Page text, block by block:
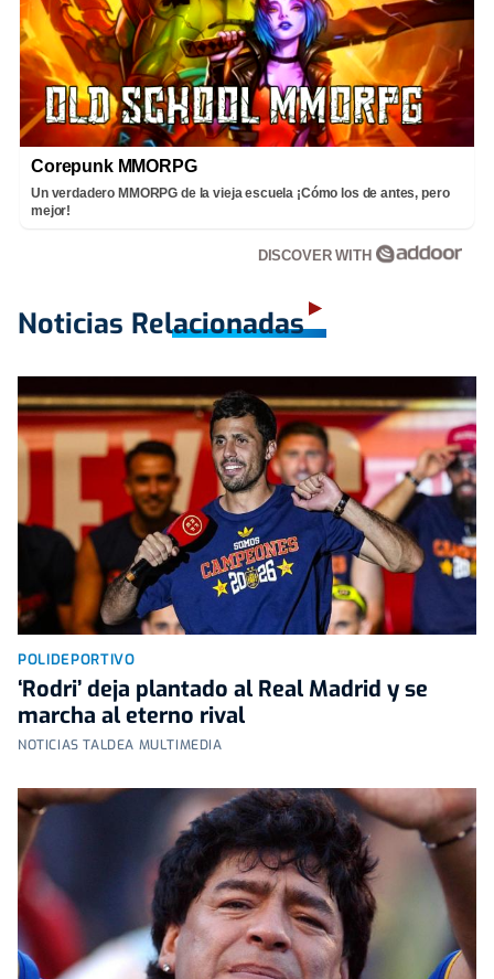
Corepunk MMORPG
Un verdadero MMORPG de la vieja escuela ¡Cómo los de antes, pero
mejor!
DISCOVER WITH
Noticias Relacionadas
POLIDEPORTIVO
‘Rodri’ deja plantado al Real Madrid y se
marcha al eterno rival
NOTICIAS TALDEA MULTIMEDIA